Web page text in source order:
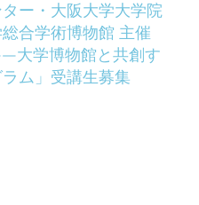
ー・大阪大学大学院
合学術博物館 主催
大学博物館と共創す
ム」受講生募集